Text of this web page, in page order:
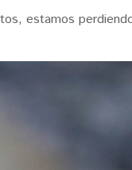
estamos